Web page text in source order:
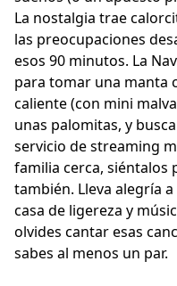
La nostalgia trae
las preocupaciones
esos 90 minutos. La
para tomar una manta
caliente (con mini
unas palomitas, y
servicio de streaming
familia cerca, siéntalos
también. Lleva alegría
casa de ligereza y
olvides cantar esas
sabes al menos un par.